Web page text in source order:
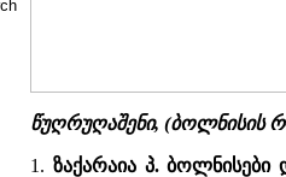
წუღრუღაშენი, (ბოლნისის
1. ზაქარაია პ. ბოლნისები